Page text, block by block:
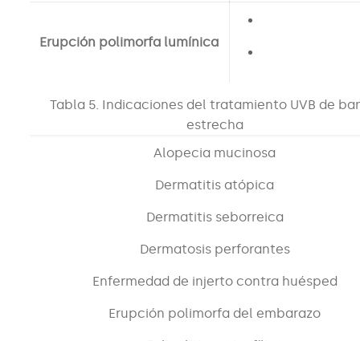
Erupción polimorfa lumínica
Tabla 5. Indicaciones del tratamiento UVB de
estrecha
Alopecia mucinosa
Dermatitis atópica
Dermatitis seborreica
Dermatosis perforantes
Enfermedad de injerto contra huésped
Erupción polimorfa del embarazo